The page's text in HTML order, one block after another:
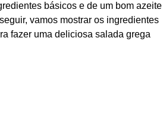
básicos e de um bom azeite
vamos mostrar os ingredientes
fazer uma deliciosa salada grega